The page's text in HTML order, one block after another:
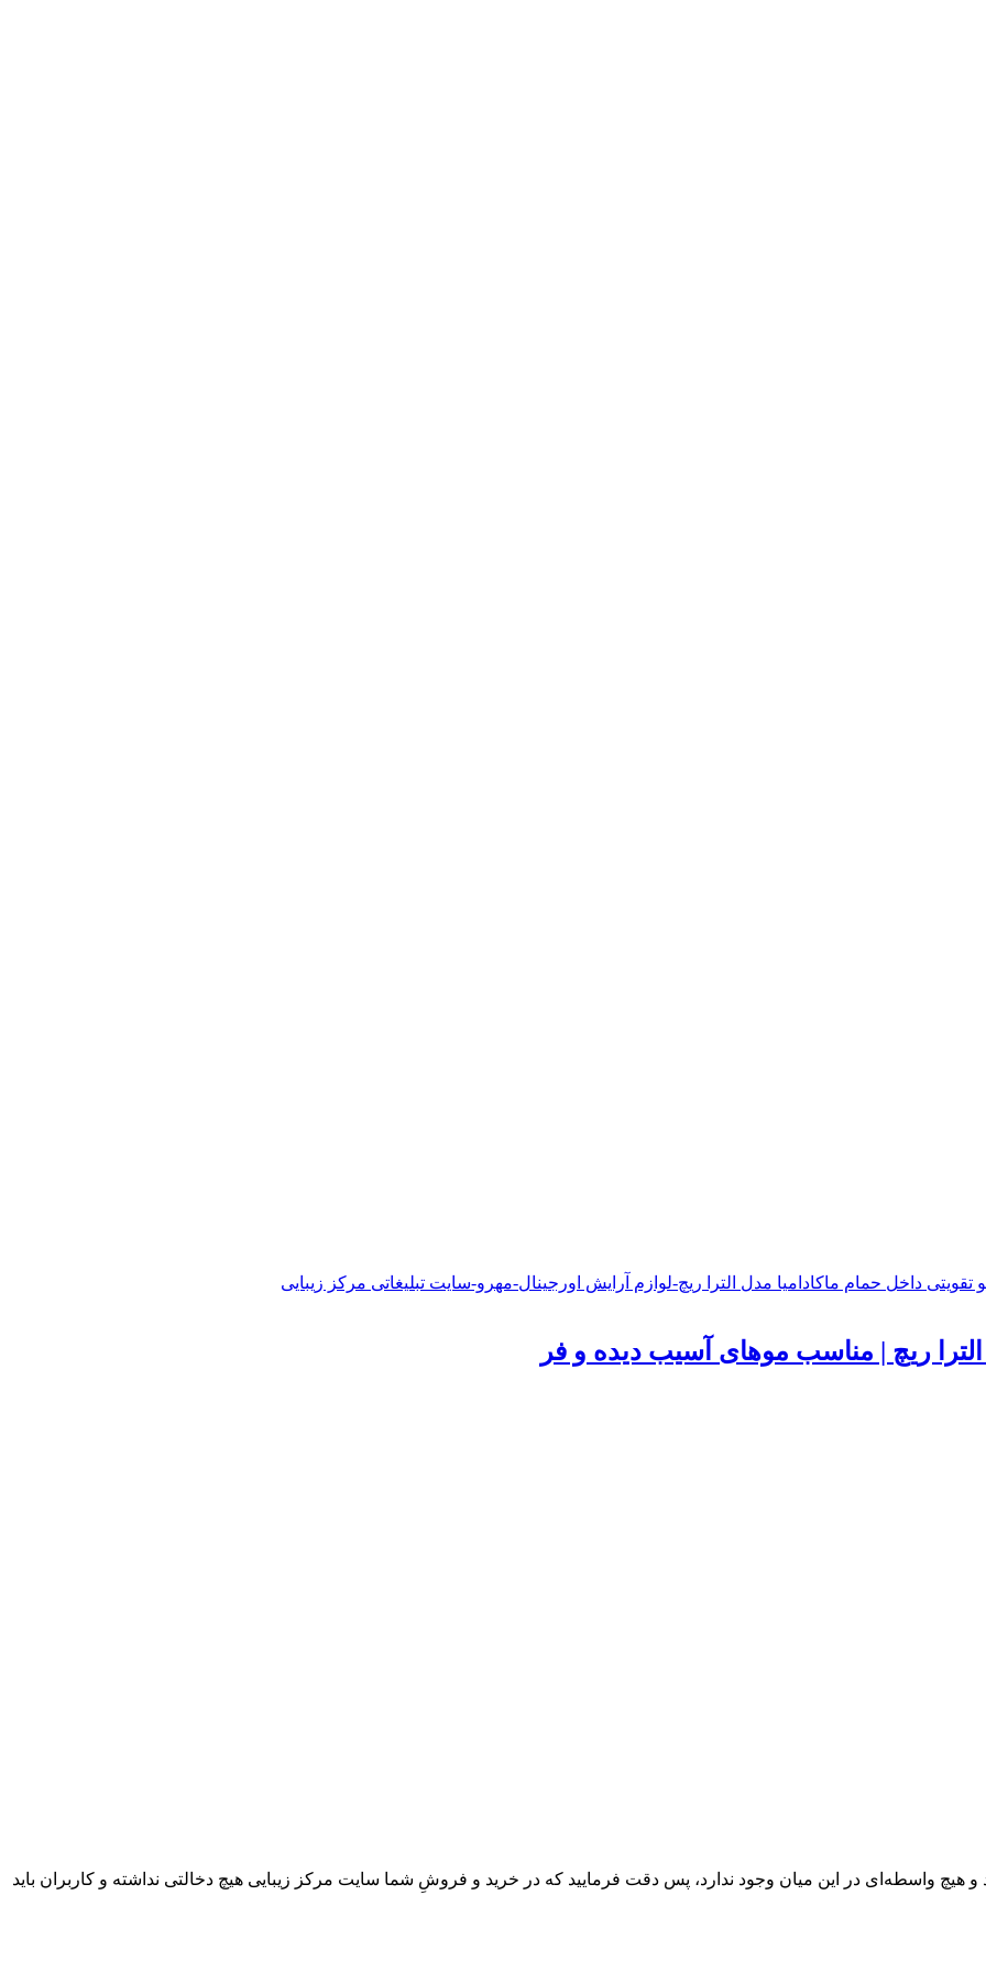
ریچ | مناسب موهای آسیب دیده و فر
و هیچ واسطه‌ای در این میان وجود ندارد، پس دقت فرمایید که در خرید و فروشِ شما سایت مرکز زیبایی هیچ دخالتی نداشته و کاربران باید